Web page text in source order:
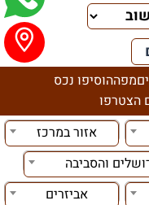
מפההוסיפו נכס
הצטרפו
אזור במרכז
והסביבה
אביזרים